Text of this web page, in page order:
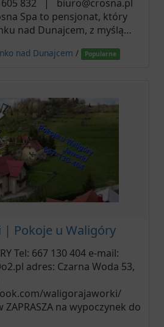
605 832 | biuro@crosna.pl
Spa to pensjonat, który
nad Dunajcem, z myślą…
nad Dunajcem / Popularne
| Pokoje u Waligóry
Tel: 667 130 404 e-mail:
adres: Czarna Woda 53,
waligorajaworki/
na wypoczynek do